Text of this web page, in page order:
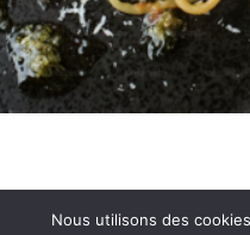
Nous utilisons des